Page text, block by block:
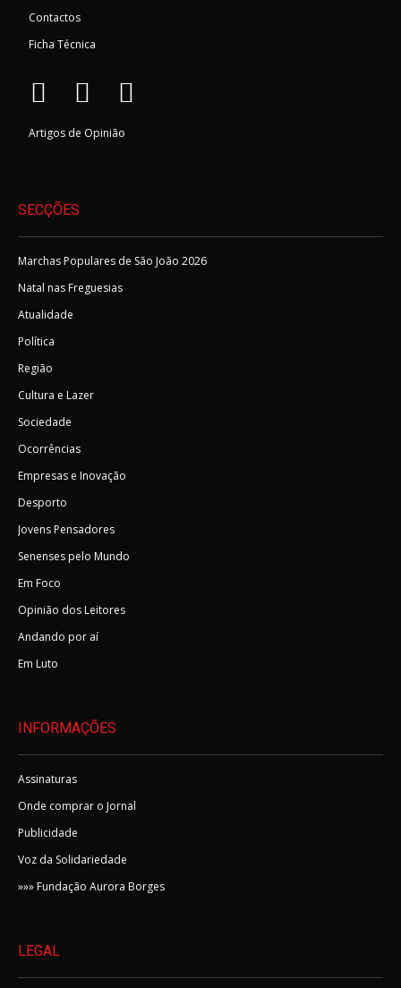
Contactos
Ficha Técnica
Artigos de Opinião
SECÇÕES
Marchas Populares de São João 2026
Natal nas Freguesias
Atualidade
Política
Região
Cultura e Lazer
Sociedade
Ocorrências
Empresas e Inovação
Desporto
Jovens Pensadores
Senenses pelo Mundo
Em Foco
Opinião dos Leitores
Andando por aí
Em Luto
INFORMAÇÕES
Assinaturas
Onde comprar o Jornal
Publicidade
Voz da Solidariedade
»»» Fundação Aurora Borges
LEGAL